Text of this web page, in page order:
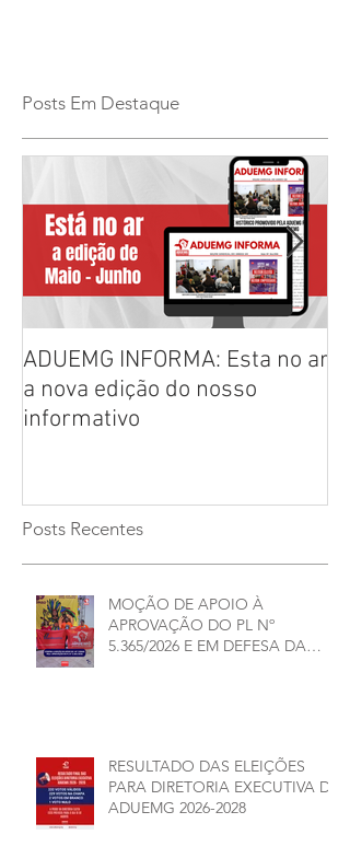
Posts Em Destaque
ADUEMG INFORMA: Esta no ar
a nova edição do nosso
informativo
Posts Recentes
MOÇÃO DE APOIO À
APROVAÇÃO DO PL Nº
5.365/2026 E EM DEFESA DA
RESULTADO DAS ELEIÇÕES
PARA DIRETORIA EXECUTIVA DA
ADUEMG 2026-2028